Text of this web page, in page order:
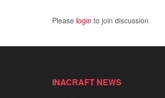
Please login to join discussion
INACRAFT NEWS